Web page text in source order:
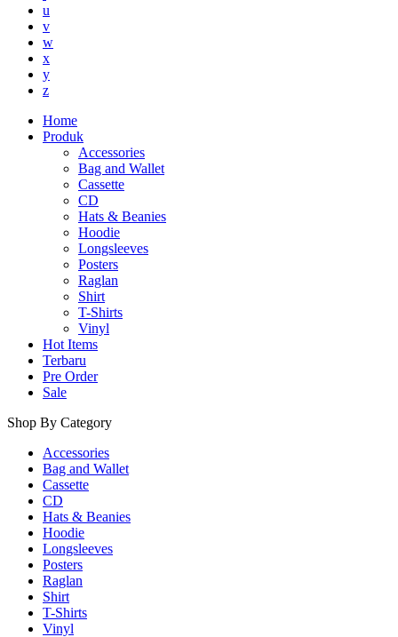
u
v
w
x
y
z
Home
Produk
Accessories
Bag and Wallet
Cassette
CD
Hats & Beanies
Hoodie
Longsleeves
Posters
Raglan
Shirt
T-Shirts
Vinyl
Hot Items
Terbaru
Pre Order
Sale
Shop By Category
Accessories
Bag and Wallet
Cassette
CD
Hats & Beanies
Hoodie
Longsleeves
Posters
Raglan
Shirt
T-Shirts
Vinyl